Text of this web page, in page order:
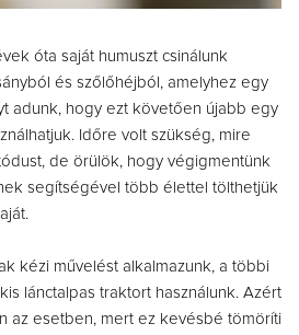
óta saját humuszt csinálunk
és szőlőhéjból, amelyhez egy
adunk, hogy ezt követően újabb egy
Időre volt szükség, mire
de örülök, hogy végigmentünk
segítségével több élettel tölthetjük
kézi művelést alkalmazunk, a többi
lánctalpas traktort használunk. Azért
az esetben, mert ez kevésbé tömöríti